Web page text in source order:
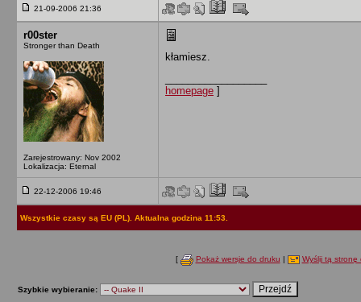
21-09-2006 21:36
r00ster
Stronger than Death
Zarejestrowany: Nov 2002
Lokalizacja: Eternal
kłamiesz.
homepage ]
22-12-2006 19:46
Wszystkie czasy są EU (PL). Aktualna godzina 11:53.
[ Pokaż wersje do druku | Wyślij tą stronę
Szybkie wybieranie: